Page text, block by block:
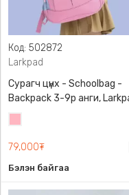
Код: 502872
Larkpad
Сурагч цүнх - Schoolbag -
Backpack 3-9р анги,
9009-10128,
Олон тасалгаатай
79,000₮
Бэлэн байгаа